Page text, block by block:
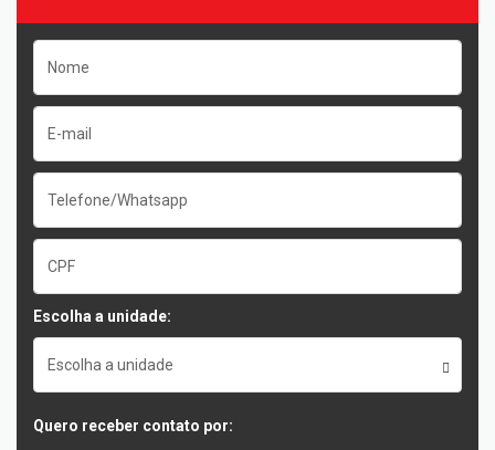
Escolha a unidade:
Escolha a unidade
Quero receber contato por: